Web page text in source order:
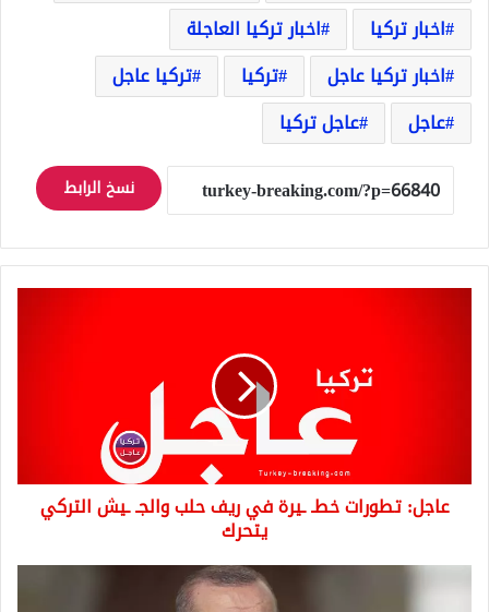
اخبار تركيا
اخبار تركيا العاجلة
اخبار تركيا عاجل
تركيا
تركيا عاجل
عاجل
عاجل تركيا
نسخ الرابط
ـيش
التركي
عاجل: تطورات خطـ ـيرة في ريف حلب والجـ ـيش التركي
يتحرك